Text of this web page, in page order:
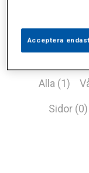
Alla (1)
Sidor (0)
Acceptera